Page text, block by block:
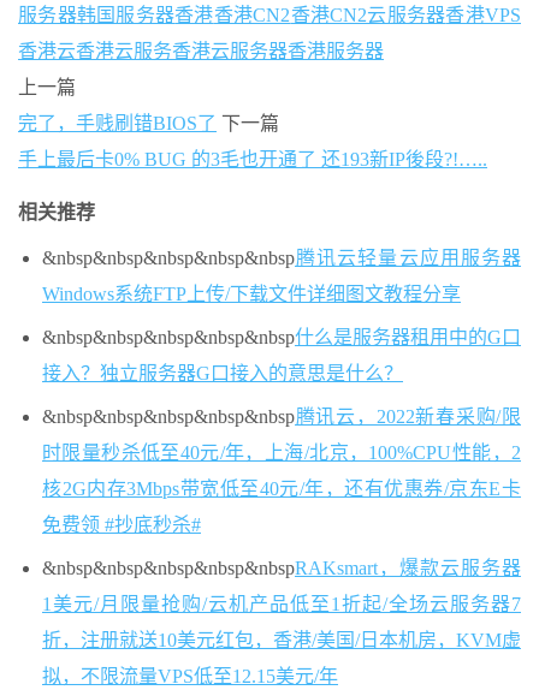
服务器韩国服务器香港香港CN2香港CN2云服务器香港VPS
香港云香港云服务香港云服务器香港服务器
上一篇
完了，手贱刷错BIOS了 下一篇
手上最后卡0% BUG 的3毛也开通了 还193新IP後段?!…..
相关推荐
&nbsp&nbsp&nbsp&nbsp&nbsp腾讯云轻量云应用服务器
Windows系统FTP上传/下载文件详细图文教程分享
&nbsp&nbsp&nbsp&nbsp&nbsp什么是服务器租用中的G口
接入？独立服务器G口接入的意思是什么？
&nbsp&nbsp&nbsp&nbsp&nbsp腾讯云，2022新春采购/限
时限量秒杀低至40元/年，上海/北京，100%CPU性能，2
核2G内存3Mbps带宽低至40元/年，还有优惠券/京东E卡
免费领 #抄底秒杀#
&nbsp&nbsp&nbsp&nbsp&nbspRAKsmart，爆款云服务器
1美元/月限量抢购/云机产品低至1折起/全场云服务器7
折，注册就送10美元红包，香港/美国/日本机房，KVM虚
拟，不限流量VPS低至12.15美元/年